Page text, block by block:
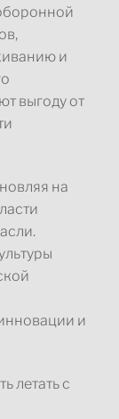
и
выгоду от
на
и
летать с